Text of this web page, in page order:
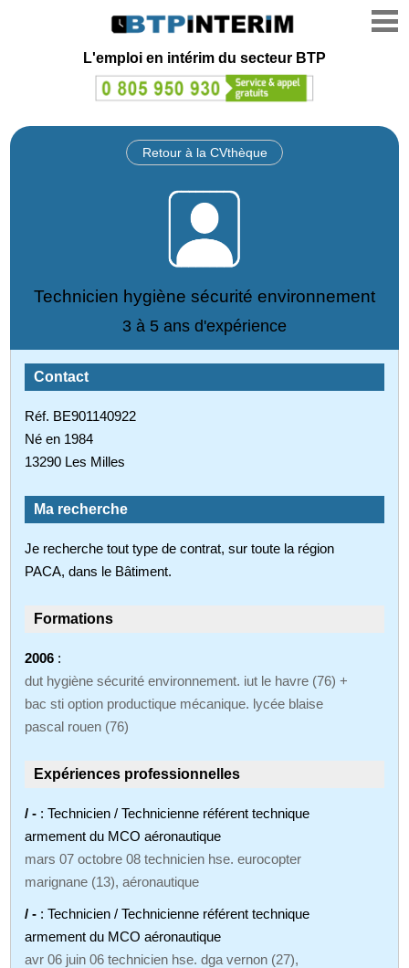
L'emploi en intérim du secteur BTP
Retour à la CVthèque
Technicien hygiène sécurité environnement
3 à 5 ans d'expérience
Contact
Réf. BE901140922
Né en 1984
13290 Les Milles
Ma recherche
Je recherche tout type de contrat, sur toute la région
PACA, dans le Bâtiment.
Formations
2006 :
dut hygiène sécurité environnement. iut le havre (76) +
bac sti option productique mécanique. lycée blaise
pascal rouen (76)
Expériences professionnelles
/ - : Technicien / Technicienne référent technique
armement du MCO aéronautique
mars 07 octobre 08 technicien hse. eurocopter
marignane (13), aéronautique
/ - : Technicien / Technicienne référent technique
armement du MCO aéronautique
avr 06 juin 06 technicien hse. dga vernon (27),